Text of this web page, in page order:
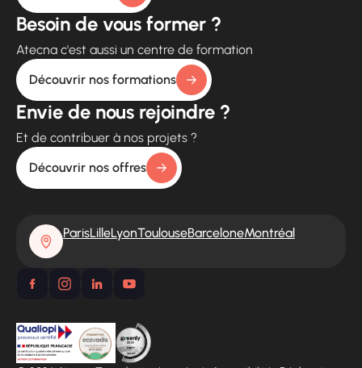
Besoin de vous former ?
Atecna c'est aussi un centre de formation
Découvrir nos formations
Envie de nous rejoindre ?
Et de contribuer à nos projets ?
Découvrir nos offres
ParisLilleLyonToulouseBarceloneMontréal